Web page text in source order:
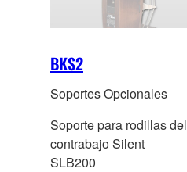
BKS2
Soportes Opcionales
Soporte para rodillas del
contrabajo Silent
SLB200